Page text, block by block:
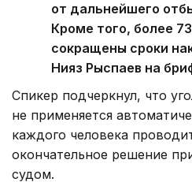
от дальнейшего
Кроме того, более
сокращены сроки
Нияз Рыспаев на
Спикер подчеркнул, что
не применяется
каждого человека
окончательное решение
судом.